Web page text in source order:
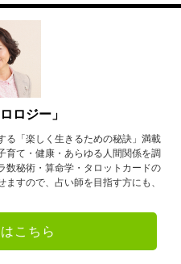
ロジー」
る「楽しく生きるための秘訣」満載
育て・健康・あらゆる人間関係を調
数秘術・算命学・タロットカードの
すので、占い師を目指す方にも、
こちら